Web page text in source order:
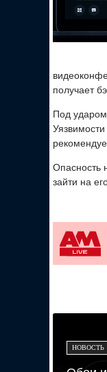
получает
Под
Опасность
зайти на
НОВОСТЬ